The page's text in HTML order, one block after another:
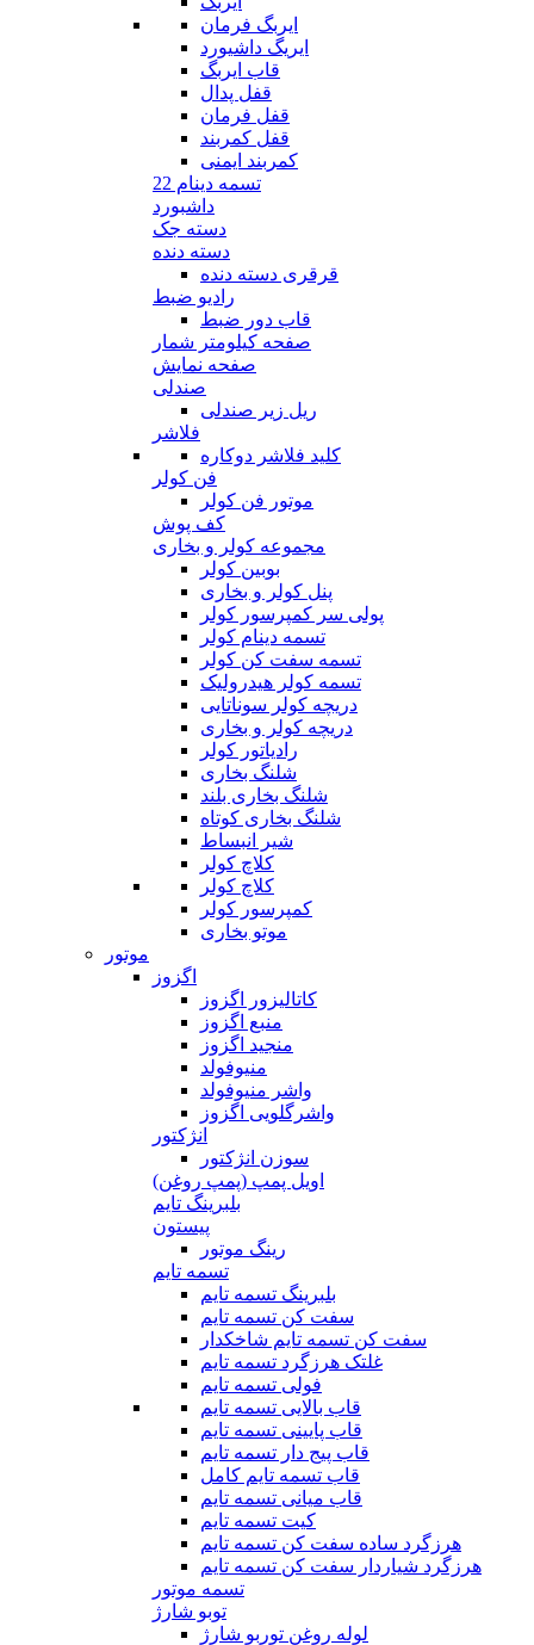
ایربگ فرمان
ایریگ داشیورد
قاب ایربگ
قفل پدال
قفل فرمان
قفل کمربند
کمربند ایمنی
تسمه دینام 22
داشبورد
دسته جک
دسته دنده
قرقری دسته دنده
رادیو ضبط
قاب دور ضبط
صفحه کیلومتر شمار
صفحه نمایش
صندلی
ریل زیر صندلی
فلاشر
کلید فلاشر دوکاره
فن کولر
موتور فن کولر
کف پوش
مجموعه کولر و بخاری
بوبین کولر
پنل کولر و بخاری
پولی سر کمپرسور کولر
تسمه دینام کولر
تسمه سفت کن کولر
تسمه کولر هیدرولیک
دریچه کولر سوناتایی
دریچه کولر و بخاری
رادیاتور کولر
شلنگ بخاری
شلنگ بخاری بلند
شلنگ بخاری کوتاه
شیر انبساط
کلاچ کولر
کلاچ کولر
کمپرسور کولر
موتو بخاری
موتور
اگزوز
کاتالیزور اگزوز
منبع اگزوز
منجید اگزوز
منیوفولد
واشر منیوفولد
واشرگلویی اگزوز
انژکتور
سوزن انژکتور
اویل پمپ (پمپ روغن)
بلبرینگ تایم
پیستون
رینگ موتور
تسمه تایم
بلبرینگ تسمه تایم
سفت کن تسمه تایم
سفت کن تسمه تایم شاخکدار
غلتک هرزگرد تسمه تایم
فولی تسمه تایم
قاب بالایی تسمه تایم
قاب پایینی تسمه تایم
قاب پیج دار تسمه تایم
قاب تسمه تایم کامل
قاب میانی تسمه تایم
کیت تسمه تایم
هرزگرد ساده سفت کن تسمه تایم
هرزگرد شیاردار سفت کن تسمه تایم
تسمه موتور
توبو شارژ
لوله روغن توربو شارژ